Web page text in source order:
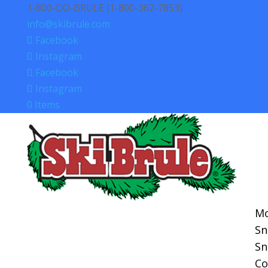
1-800-DO-BRULE (1-800-362-7853)
info@skibrule.com
Facebook
Instagram
Facebook
Instagram
0 Items